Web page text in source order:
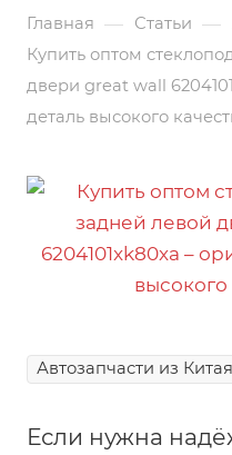
Главная — Статьи —
Купить оптом
двери great wall
деталь высокого
Автозапчасти из Китая
Если нужна